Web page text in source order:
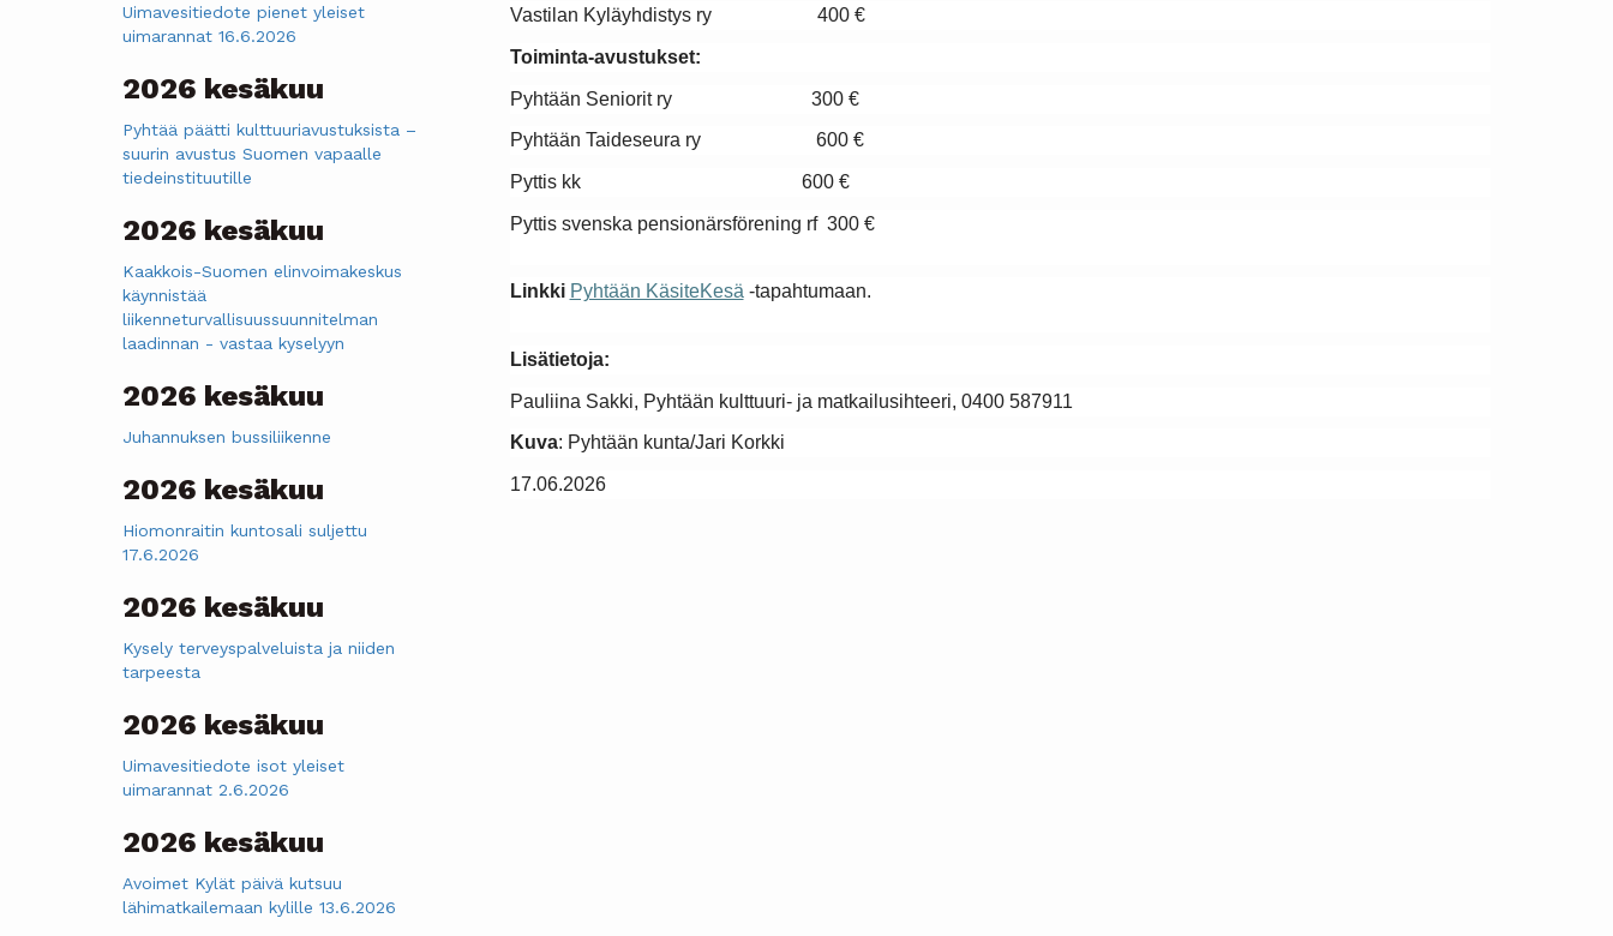
Uimavesitiedote pienet yleiset
uimarannat 16.6.2026
2026 kesäkuu
Pyhtää päätti kulttuuriavustuksista –
suurin avustus Suomen vapaalle
tiedeinstituutille
2026 kesäkuu
Kaakkois-Suomen elinvoimakeskus
käynnistää
liikenneturvallisuussuunnitelman
laadinnan - vastaa kyselyyn
2026 kesäkuu
Juhannuksen bussiliikenne
2026 kesäkuu
Hiomonraitin kuntosali suljettu
17.6.2026
2026 kesäkuu
Kysely terveyspalveluista ja niiden
tarpeesta
2026 kesäkuu
Uimavesitiedote isot yleiset
uimarannat 2.6.2026
2026 kesäkuu
Avoimet Kylät päivä kutsuu
lähimatkailemaan kylille 13.6.2026
Vastilan Kyläyhdistys ry 400 €
Toiminta-avustukset:
Pyhtään Seniorit ry 300 €
Pyhtään Taideseura ry 600 €
Pyttis kk 600 €
Pyttis svenska pensionärsförening rf 300 €
Linkki Pyhtään KäsiteKesä -tapahtumaan.
Lisätietoja:
Pauliina Sakki, Pyhtään kulttuuri- ja matkailusihteeri, 0400 587911
Kuva: Pyhtään kunta/Jari Korkki
17.06.2026